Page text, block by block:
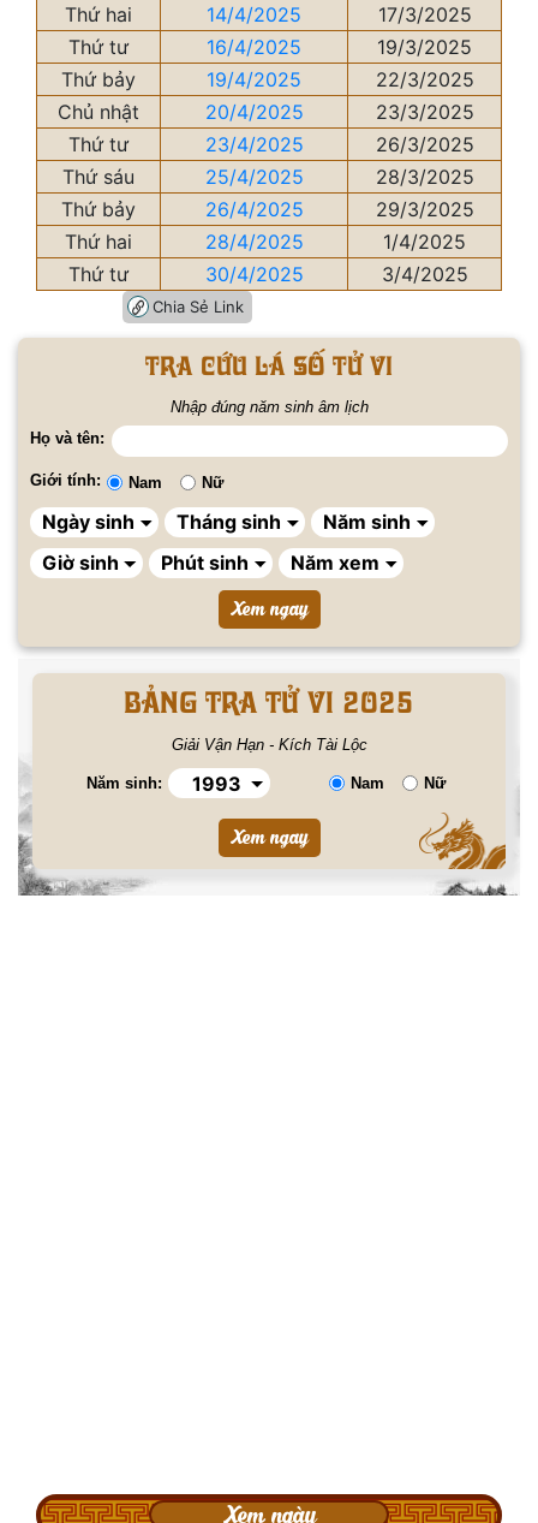
Thứ hai
14/4/2025
17/3/2025
Thứ tư
16/4/2025
19/3/2025
Thứ bảy
19/4/2025
22/3/2025
Chủ nhật
20/4/2025
23/3/2025
Thứ tư
23/4/2025
26/3/2025
Thứ sáu
25/4/2025
28/3/2025
Thứ bảy
26/4/2025
29/3/2025
Thứ hai
28/4/2025
1/4/2025
Thứ tư
30/4/2025 3/4/2025
Chia Sẻ Link
Tra cứu lá số tử vi
Nhập đúng năm sinh âm lịch
Họ và tên:
Giới tính: Nam Nữ
BẢNG TRA TỬ VI 2025
Giải Vận Hạn - Kích Tài Lộc
Năm sinh: Nam Nữ
Xem ngày